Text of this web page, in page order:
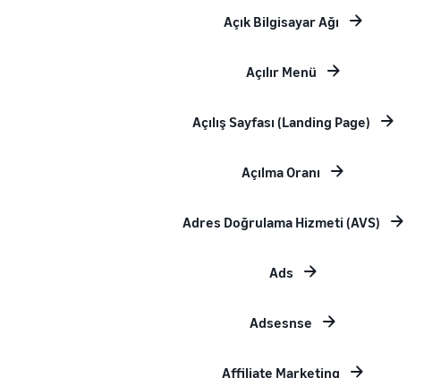
Açık Bilgisayar Ağı
Açılır Menü
Açılış Sayfası (Landing Page)
Açılma Oranı
Adres Doğrulama Hizmeti (AVS)
Ads
Adsesnse
Affiliate Marketing